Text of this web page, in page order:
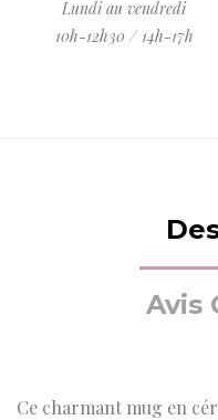
Lundi au vendredi
10h-12h30 / 14h-17h
Avis
Ce charmant mug en